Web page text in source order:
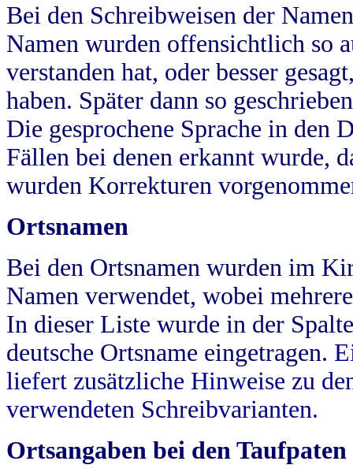
Bei den Schreibweisen der
Namen wurden offensichtlich so
verstanden hat, oder besser
haben. Später dann so
Die gesprochene Sprache in
Fällen bei denen erkannt wurde,
wurden Korrekturen
Ortsnamen
Bei den Ortsnamen wurden im
Namen verwendet, wobei
In dieser Liste wurde in der
deutsche Ortsname eingetragen.
liefert zusätzliche Hinweise zu
verwendeten Schreibvarianten.
Ortsangaben bei den Taufpaten